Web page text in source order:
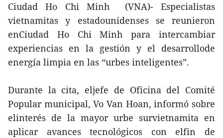
Ciudad Ho Chi Minh (VNA)- Especialistas
vietnamitas y estadounidenses se reunieron
enCiudad Ho Chi Minh para intercambiar
experiencias en la gestión y el desarrollode
energía limpia en las “urbes inteligentes”.
Durante la cita, eljefe de Oficina del Comité
Popular municipal, Vo Van Hoan, informó sobre
elinterés de la mayor urbe survietnamita en
aplicar avances tecnológicos con elfin de